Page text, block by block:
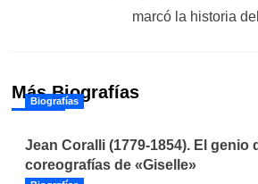
marcó la historia
Más Biografías
Biografías
Jean Coralli (1779-1854). El genio
coreografías de «Giselle»